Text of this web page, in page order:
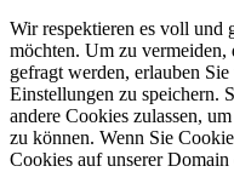
Wir respektieren es voll und
möchten. Um zu vermeiden,
gefragt werden, erlauben
Einstellungen zu speichern.
andere Cookies zulassen,
zu können. Wenn Sie
Cookies auf unserer Domain